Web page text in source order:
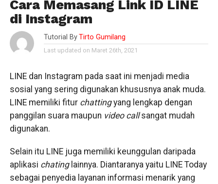
Cara Memasang Link ID LINE
di Instagram
Tutorial By Tirto Gumilang
Last updated on Maret 26th, 2021
LINE dan Instagram pada saat ini menjadi media
sosial yang sering digunakan khususnya anak muda.
LINE memiliki fitur chattingyang lengkap dengan
panggilan suara maupun video callsangat mudah
digunakan.
Selain itu LINE juga memiliki keunggulan daripada
aplikasi chatinglainnya. Diantaranya yaitu LINE Today
sebagai penyedia layanan informasi menarik yang